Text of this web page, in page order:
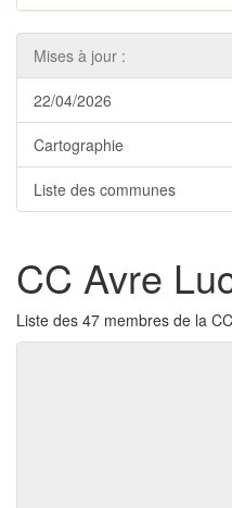
Mises à jour :
22/04/2026
Cartographie
Liste des communes
CC Avre
Liste des 47 membres de la